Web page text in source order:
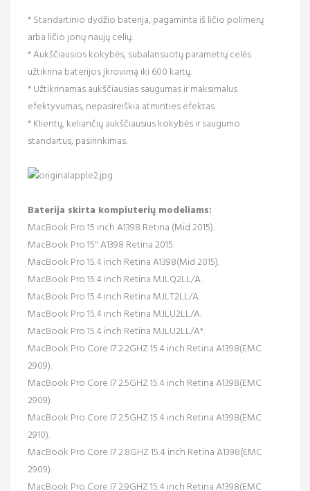
* Standartinio dydžio baterija, pagaminta iš ličio polimerų
arba ličio jonų naujų celių.
* Aukščiausios kokybės, subalansuotų parametrų celės
užtikrina baterijos įkrovimą iki 600 kartų.
* Užtikrinamas aukščiausias saugumas ir maksimalus
efektyvumas, nepasireiškia atminties efektas.
* Klientų, keliančių aukščiausius kokybės ir saugumo
standartus, pasirinkimas.
Baterija skirta kompiuterių modeliams:
MacBook Pro 15 inch A1398 Retina (Mid 2015).
MacBook Pro 15" A1398 Retina 2015.
MacBook Pro 15.4 inch Retina A1398(Mid 2015).
MacBook Pro 15.4 inch Retina MJLQ2LL/A.
MacBook Pro 15.4 inch Retina MJLT2LL/A.
MacBook Pro 15.4 inch Retina MJLU2LL/A.
MacBook Pro 15.4 inch Retina MJLU2LL/A*.
MacBook Pro Core I7 2.2GHZ 15.4 inch Retina A1398(EMC
2909).
MacBook Pro Core I7 2.5GHZ 15.4 inch Retina A1398(EMC
2909).
MacBook Pro Core I7 2.5GHZ 15.4 inch Retina A1398(EMC
2910).
MacBook Pro Core I7 2.8GHZ 15.4 inch Retina A1398(EMC
2909).
MacBook Pro Core I7 2.9GHZ 15.4 inch Retina A1398(EMC